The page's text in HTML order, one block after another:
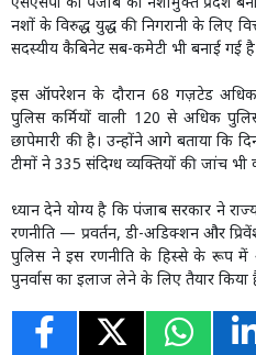
एसएसपी को पंजाब को नशामुक्त प्रदेश
नशों के विरुद्ध युद्ध की निगरानी के लिए
सदस्यीय कैबिनेट सब-कमेटी भी बनाई गई
इस ऑपरेशन के दौरान 68 गज़टेड
पुलिस कर्मियों वाली 120 से अधिक
छापेमारी की है। उन्होंने आगे बताया कि
टीमों ने 335 संदिग्ध व्यक्तियों की जांच भी
ध्यान देने योग्य है कि पंजाब सरकार ने
रणनीति — प्रवर्तन, डी-अडिक्शन और
पुलिस ने इस रणनीति के हिस्से के रूप
पुनर्वास का इलाज लेने के लिए तैयार किया